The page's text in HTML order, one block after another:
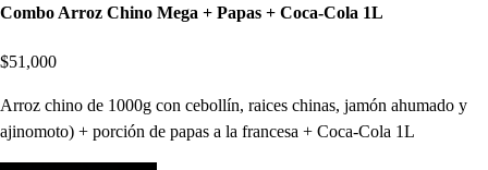
Combo Arroz Chino Mega + Papas + Coca-Cola 1L
$51,000
Arroz chino de 1000g con cebollín, raices chinas, jamón ahumado y
ajinomoto) + porción de papas a la francesa + Coca-Cola 1L